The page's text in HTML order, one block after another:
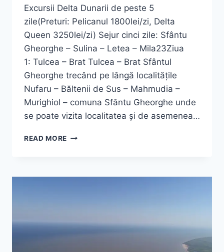
Excursii Delta Dunarii de peste 5
zile(Preturi: Pelicanul 1800lei/zi, Delta
Queen 3250lei/zi) Sejur cinci zile: Sfântu
Gheorghe – Sulina – Letea – Mila23Ziua
1: Tulcea – Brat Tulcea – Brat Sfântul
Gheorghe trecând pe lângă localitățile
Nufaru – Băltenii de Sus – Mahmudia –
Murighiol – comuna Sfântu Gheorghe unde
se poate vizita localitatea și de asemenea…
READ MORE EXCURSII
ZILE